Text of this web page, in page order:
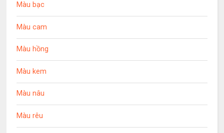
Màu bạc
Màu cam
Màu hồng
Màu kem
Màu nâu
Màu rêu